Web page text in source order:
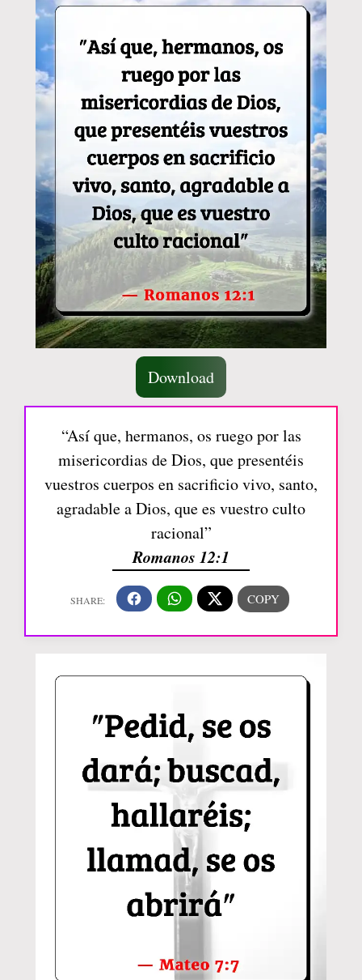
Download
“Así que, hermanos, os ruego por las
misericordias de Dios, que presentéis
vuestros cuerpos en sacrificio vivo, santo,
agradable a Dios, que es vuestro culto
racional”
Romanos 12:1